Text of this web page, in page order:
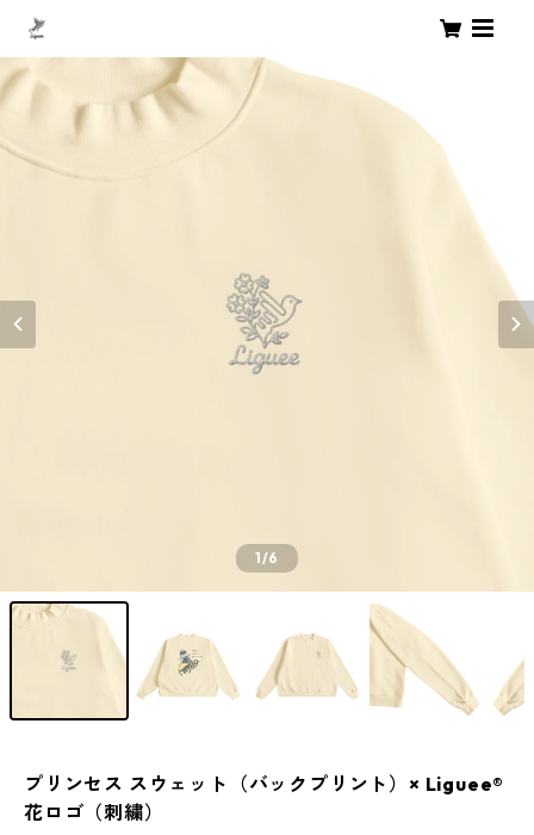
1/6
プリンセス スウェット（バックプリント）× Liguee®️
花ロゴ（刺繍）